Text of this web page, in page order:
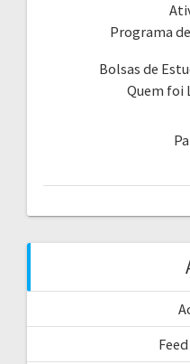
Programa
Bolsas de
Quem foi